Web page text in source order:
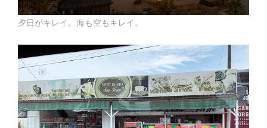
夕日がキレイ。海も空もキレイ。